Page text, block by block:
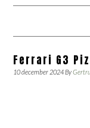
Ferrari G3
10 december 2024By